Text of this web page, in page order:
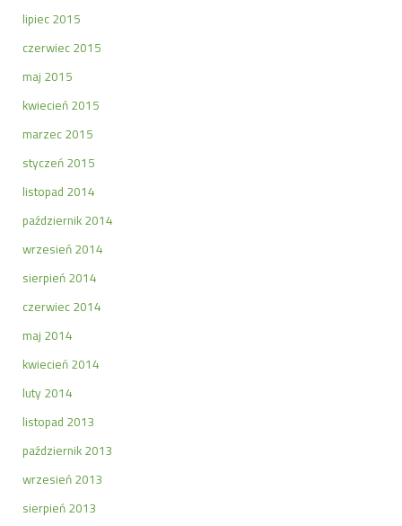
lipiec 2015
czerwiec 2015
maj 2015
kwiecień 2015
marzec 2015
styczeń 2015
listopad 2014
październik 2014
wrzesień 2014
sierpień 2014
czerwiec 2014
maj 2014
kwiecień 2014
luty 2014
listopad 2013
październik 2013
wrzesień 2013
sierpień 2013